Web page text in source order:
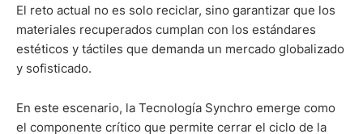
El reto actual no es solo reciclar, sino garantizar que los
materiales recuperados cumplan con los estándares
estéticos y táctiles que demanda un mercado globalizado
y sofisticado.
En este escenario, la Tecnología Synchro emerge como
el componente crítico que permite cerrar el ciclo de la